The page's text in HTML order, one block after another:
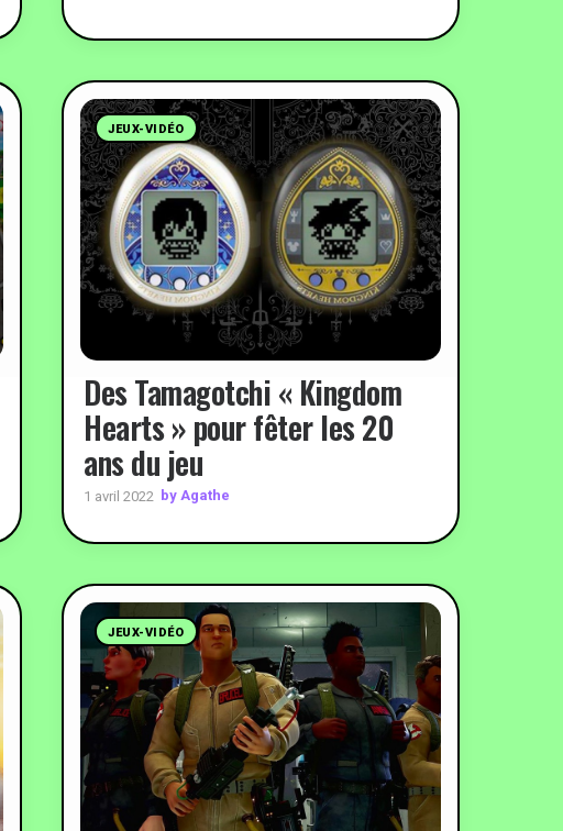
JEUX-VIDÉO
Des Tamagotchi « Kingdom
Hearts » pour fêter les 20
ans du jeu
1 avril 2022 by Agathe
JEUX-VIDÉO